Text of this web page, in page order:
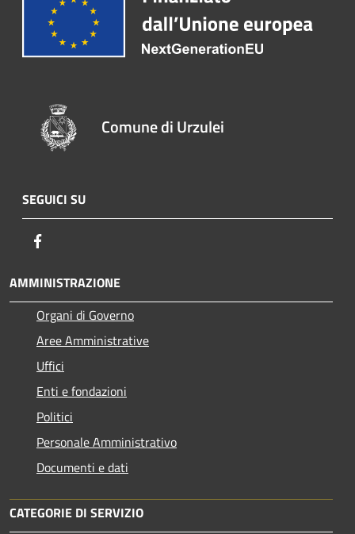
Comune di Urzulei
SEGUICI SU
AMMINISTRAZIONE
Organi di Governo
Aree Amministrative
Uffici
Enti e fondazioni
Politici
Personale Amministrativo
Documenti e dati
CATEGORIE DI SERVIZIO